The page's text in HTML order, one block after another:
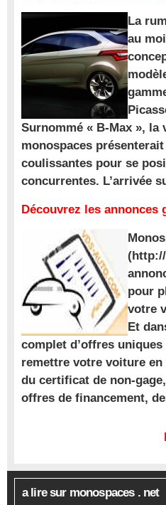
La
au
Surnommé « B-Max »,
monospaces
coulissantes pour se
concurrentes. L’arrivée
Découvrez les annonces
pour
votre
Et
complet d’offres
remettre votre voiture
du certificat de non-
offres de financement,
a lire sur monospaces . net